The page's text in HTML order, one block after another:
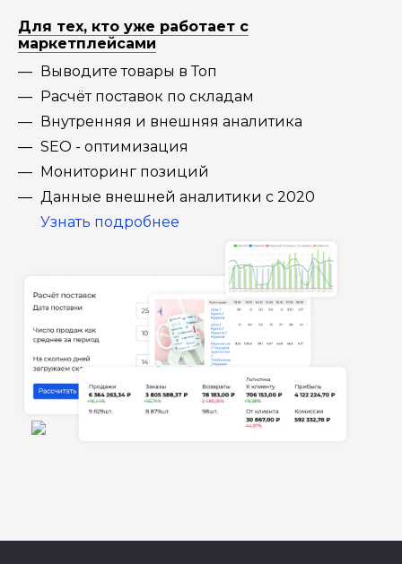
Для тех, кто уже работает с
маркетплейсами
Выводите товары в Топ
Расчёт поставок по складам
Внутренняя и внешняя аналитика
SEO - оптимизация
Мониторинг позиций
Данные внешней аналитики с 2020
Узнать подробнее